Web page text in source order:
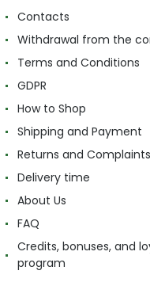
Contacts
Withdrawal from the
Terms and Conditions
GDPR
How to Shop
Shipping and Payment
Returns and Complaints
Delivery time
About Us
FAQ
Credits, bonuses, and
program